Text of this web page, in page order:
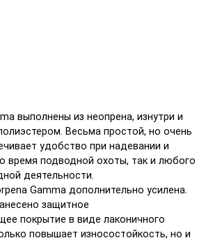
выполнены из неопрена, изнутри и
Весьма простой, но очень
удобство при надевании и
время подводной охоты, так и любого
деятельности.
Gamma дополнительно усилена.
защитное
покрытие в виде лаконичного
повышает износостойкость, но и